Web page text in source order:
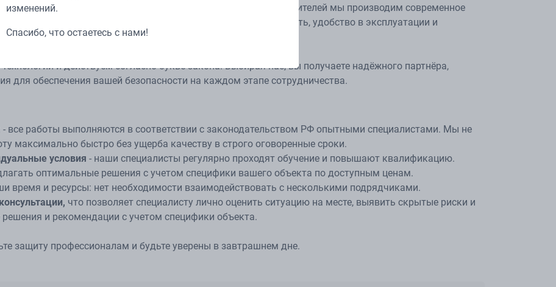
огнетушителей.
Для оснащения пунктов перезарядки огнетушителей мы производим современное
станции, станции подачи давления обеспечивают надёжность, удобство в эксплуатации и
имеетсядекларация соответствия
и действуем согласно букве закона. Выбирая нас, вы получаете надёжного партнёра,
для обеспечения вашей безопасности на каждом этапе сотрудничества.
- все работы выполняются в соответствии с законодательством РФ опытными специалистами. Мы не
максимально быстро без ущерба качеству в строго оговоренные сроки.
условия - наши специалисты регулярно проходят обучение и повышают квалификацию.
оптимальные решения с учетом специфики вашего объекта по доступным ценам.
время и ресурсы: нет необходимости взаимодействовать с несколькими подрядчиками.
что позволяет специалисту лично оценить ситуацию на месте, выявить скрытые риски и
и рекомендации с учетом специфики объекта.
защиту профессионалам и будьте уверены в завтрашнем дне.
изменений.
Спасибо, что остаетесь с нами!